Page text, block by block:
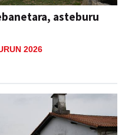
asteburu
2026